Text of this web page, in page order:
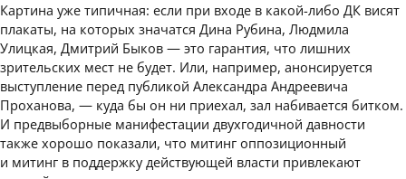
Картина уже типичная: если при входе в какой-либо ДК висят
плакаты, на которых значатся Дина Рубина, Людмила
Улицкая, Дмитрий Быков — это гарантия, что лишних
зрительских мест не будет. Или, например, анонсируется
выступление перед публикой Александра Андреевича
Проханова, — куда бы он ни приехал, зал набивается битком.
И предвыборные манифестации двухгодичной давности
также хорошо показали, что митинг оппозиционный
и митинг в поддержку действующей власти привлекают